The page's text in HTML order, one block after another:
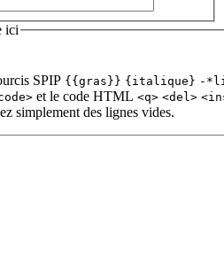
ici
SPIP {{gras}} {italique} -
et le code HTML <q> <del>
simplement des lignes vides.